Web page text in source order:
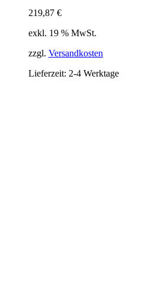
219,87 €
exkl. 19 % MwSt.
zzgl. Versandkosten
Lieferzeit: 2-4 Werktage